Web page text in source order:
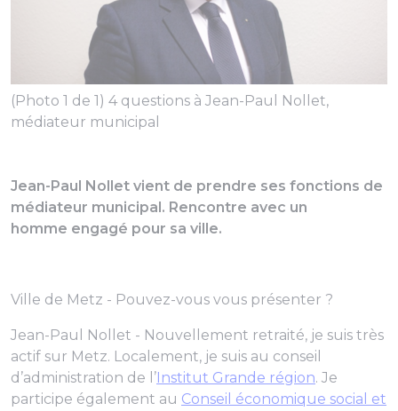
(Photo 1 de 1) 4 questions à Jean-Paul Nollet,
médiateur municipal
Jean-Paul Nollet vient de prendre ses fonctions de
médiateur municipal. Rencontre avec un
homme engagé pour sa ville.
Ville de Metz - Pouvez-vous vous présenter ?
Jean-Paul Nollet - Nouvellement retraité, je suis très
actif sur Metz. Localement, je suis au conseil
d’administration de l’Institut Grande région. Je
participe également au Conseil économique social et